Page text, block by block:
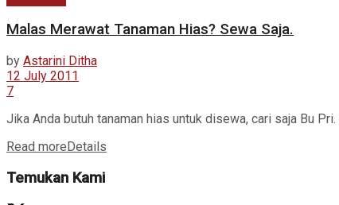
Malas Merawat Tanaman Hias? Sewa Saja.
by Astarini Ditha
12 July 2011
7
Jika Anda butuh tanaman hias untuk disewa, cari saja Bu
Read moreDetails
Temukan Kami